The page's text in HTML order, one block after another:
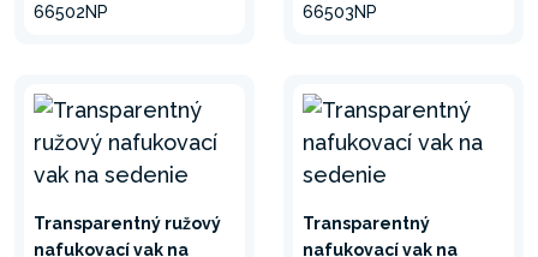
66502NP
66503NP
Transparentný ružový
nafukovací vak na
Transparentný
nafukovací vak na